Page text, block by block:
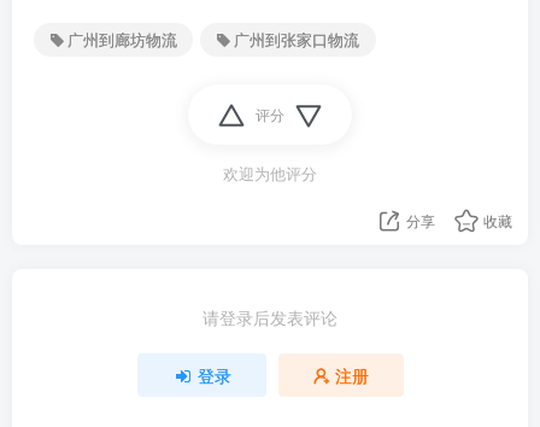
广州到廊坊物流 广州到张家口物流
评分
欢迎为他评分
分享 收藏
请登录后发表评论
登录 注册